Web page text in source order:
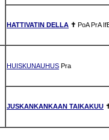
HATTIVATIN DELLA ✝ PoA PrA
HUISKUNAUHUS Pra
JUSKANKANKAAN TAIKAKUU